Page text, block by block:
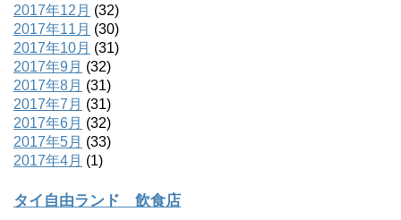
2017年12月 (32)
2017年11月 (30)
2017年10月 (31)
2017年9月 (32)
2017年8月 (31)
2017年7月 (31)
2017年6月 (32)
2017年5月 (33)
2017年4月 (1)
タイ自由ランド 飲食店